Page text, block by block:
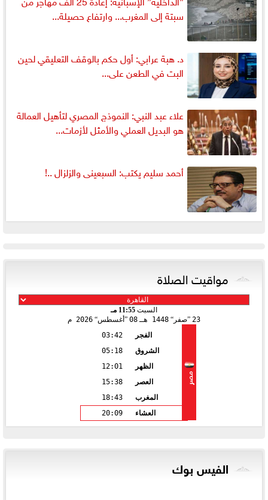
سبتة إلى المغرب... وارتفاع حصيلة...
د. هبة عرابي: أول حكم بالوقف التعليقي لحين
البت في الطعن على...
علاء عبد النبي: النموذج المصري لتأهيل العمالة
هو البديل العملي والأمثل لأزمات...
أحمد سليم يكتب: السبعينى والزلزال ..!
مواقيت الصلاة
السبت 11:55 مـ
23 صفر 1448 هـ 08 أغسطس 2026 م
مصر
الفجر
03:42
الشروق
05:18
الظهر
12:01
العصر
15:38
المغرب
18:43
العشاء
20:09
الفيس بوك